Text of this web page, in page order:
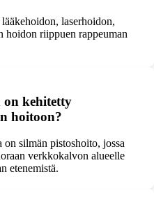
laserhoidon,
riippuen rappeuman
kehitetty
hoitoon?
silmän pistoshoito, jossa
verkkokalvon alueelle
etenemistä.